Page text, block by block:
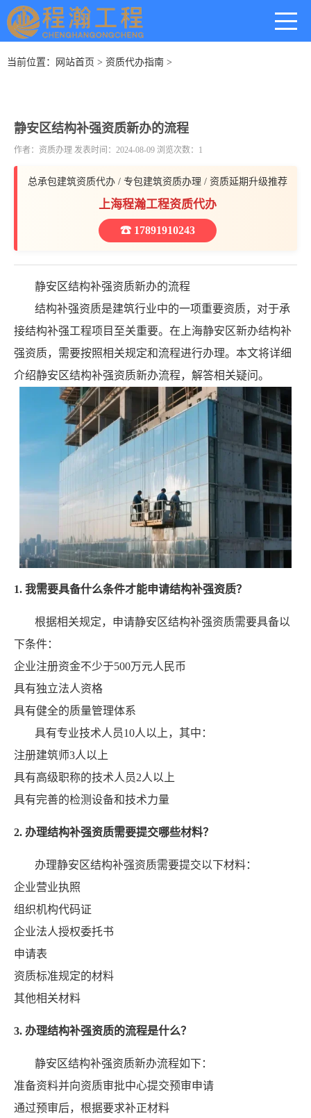
当前位置： 网站首页 > 资质代办指南 >
静安区结构补强资质新办的流程
作者：资质办理 发表时间：2024-08-09 浏览次数：1
总承包建筑资质代办 / 专包建筑资质办理 / 资质延期升级推荐
上海程瀚工程资质代办
☎ 17891910243
静安区结构补强资质新办的流程
结构补强资质是建筑行业中的一项重要资质，对于承
接结构补强工程项目至关重要。在上海静安区新办结构补
强资质，需要按照相关规定和流程进行办理。本文将详细
介绍静安区结构补强资质新办流程，解答相关疑问。
1. 我需要具备什么条件才能申请结构补强资质？
根据相关规定，申请静安区结构补强资质需要具备以
下条件：
企业注册资金不少于500万元人民币
具有独立法人资格
具有健全的质量管理体系
具有专业技术人员10人以上，其中：
注册建筑师3人以上
具有高级职称的技术人员2人以上
具有完善的检测设备和技术力量
2. 办理结构补强资质需要提交哪些材料？
办理静安区结构补强资质需要提交以下材料：
企业营业执照
组织机构代码证
企业法人授权委托书
申请表
资质标准规定的材料
其他相关材料
3. 办理结构补强资质的流程是什么？
静安区结构补强资质新办流程如下：
准备资料并向资质审批中心提交预审申请
通过预审后，根据要求补正材料